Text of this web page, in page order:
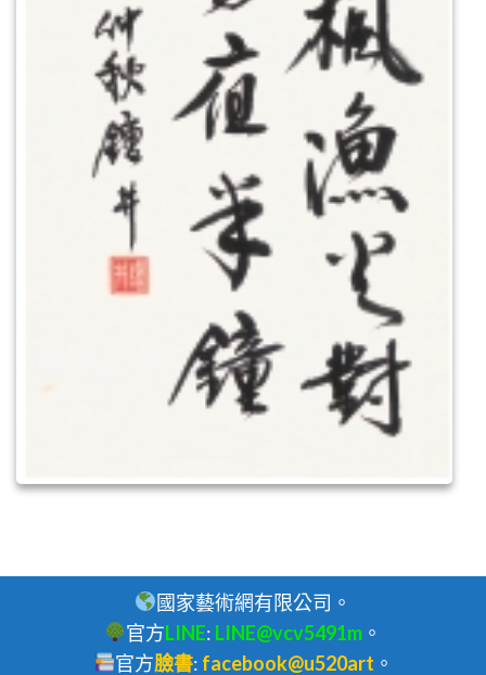
國家藝術網有限公司。
官方LINE: LINE@vcv5491m 。
官方臉書: facebook@u520art 。